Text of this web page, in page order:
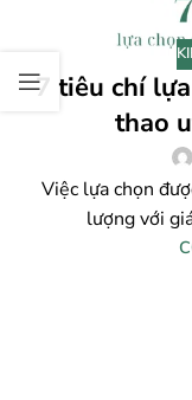
7 tiêu chí
thao
Việc lựa chọn
lượng với